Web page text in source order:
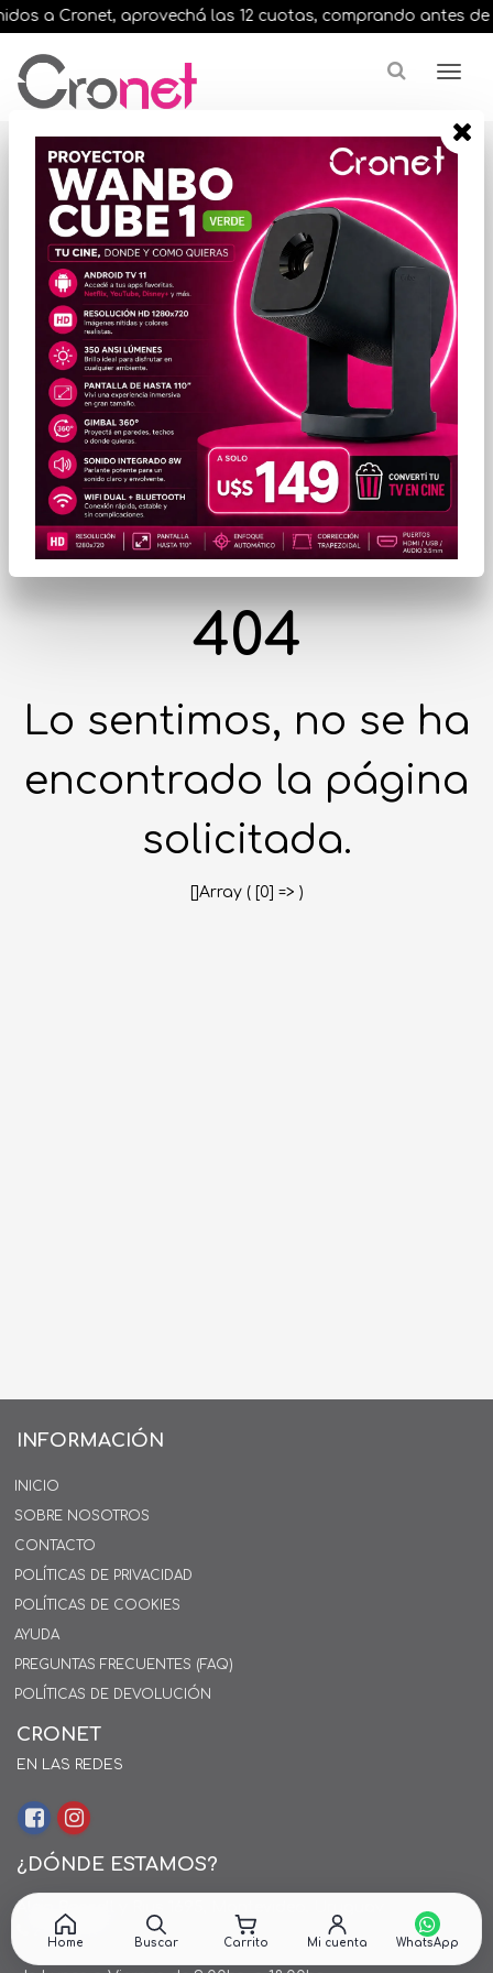
a Cronet, aprovechá las 12 cuotas, comprando antes de
404
Lo sentimos, no se ha
encontrado la página
solicitada.
[]Array ( [0] => )
INFORMACIÓN
INICIO
SOBRE NOSOTROS
CONTACTO
POLÍTICAS DE PRIVACIDAD
POLÍTICAS DE COOKIES
AYUDA
PREGUNTAS FRECUENTES (FAQ)
POLÍTICAS DE DEVOLUCIÓN
CRONET
EN LAS REDES
¿DÓNDE ESTAMOS?
Alejo Rossell y Rius 1695, Montevideo, Uruguay
26 242424*
Home Buscar Carrito Mi cuenta